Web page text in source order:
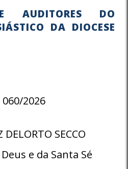
AUDITORES DO
DA DIOCESE
060/2026
DELORTO SECCO
e da Santa Sé